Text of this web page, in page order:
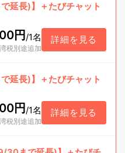
延長)】＋たびチャット
円/1名
税別途追加
詳細を見る
延長)】＋たびチャット
円/1名
税別途追加
詳細を見る